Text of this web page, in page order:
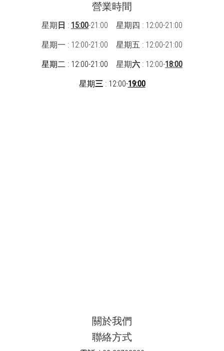
營業時間
星期 日 : 15:00-21:00 星期四 : 12:00-21:00
星期一 : 12:00-21:00 星期五 : 12:00-21:00
星期二 : 12:00-21:00 星期六 : 12:00-18:00
星期三: 12:00-19:00
關於我們
聯絡方式